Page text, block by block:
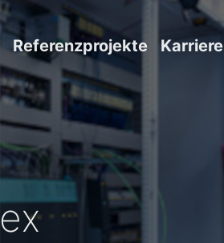
Referenzprojekte Karriere